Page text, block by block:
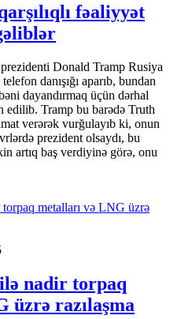
fəaliyyət
Donald Tramp Rusiya
danışığı aparıb, bundan
dayandırmaq üçün dərhal
edilib. Tramp bu barədə Truth
verərək vurğulayıb ki, onun
prezident olsaydı, bu
artıq baş verdiyinə görə, onu
nadir torpaq
üzrə razılaşma